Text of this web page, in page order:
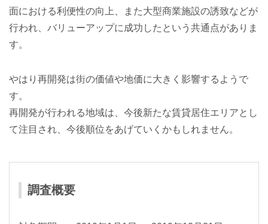
面における利便性の向上、また大型商業施設の誘致などが
行われ、バリューアップに成功したという共通点がありま
す。
やはり再開発は街の価値や地価に大きく影響するようで
す。
再開発が行われる地域は、今後新たな賃貸居住エリアとし
て注目され、今後順位をあげていくかもしれません。
調査概要